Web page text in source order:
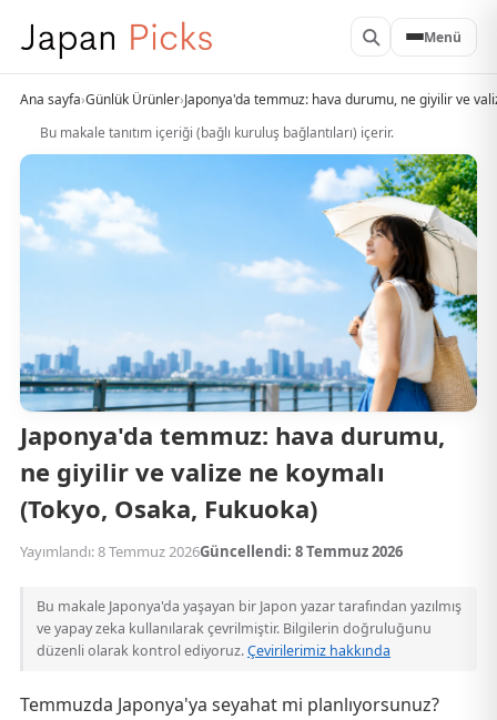
Menü
Ana sayfa›Günlük Ürünler›Japonya'da temmuz: hava durumu, ne giyilir ve
Bu makale tanıtım içeriği (bağlı kuruluş bağlantıları) içerir.
Japonya'da temmuz: hava durumu,
ne giyilir ve valize ne koymalı
(Tokyo, Osaka, Fukuoka)
Yayımlandı: 8 Temmuz 2026Güncellendi: 8 Temmuz 2026
Bu makale Japonya'da yaşayan bir Japon yazar tarafından yazılmış
ve yapay zeka kullanılarak çevrilmiştir. Bilgilerin doğruluğunu
düzenli olarak kontrol ediyoruz.Çevirilerimiz hakkında
Temmuzda Japonya'ya seyahat mi planlıyorsunuz?